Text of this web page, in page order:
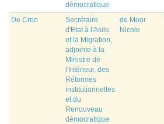
démocratique
De Croo
Secrétaire
d'Etat à l'Asile
et la Migration,
adjointe à la
Ministre de
l'Intérieur, des
Réformes
institutionnelles
et du
Renouveau
démocratique
de Moor
Nicole